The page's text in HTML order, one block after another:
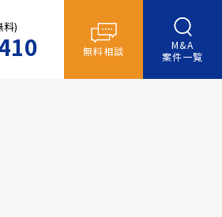
料)
無料相談
M&A
案件一覧